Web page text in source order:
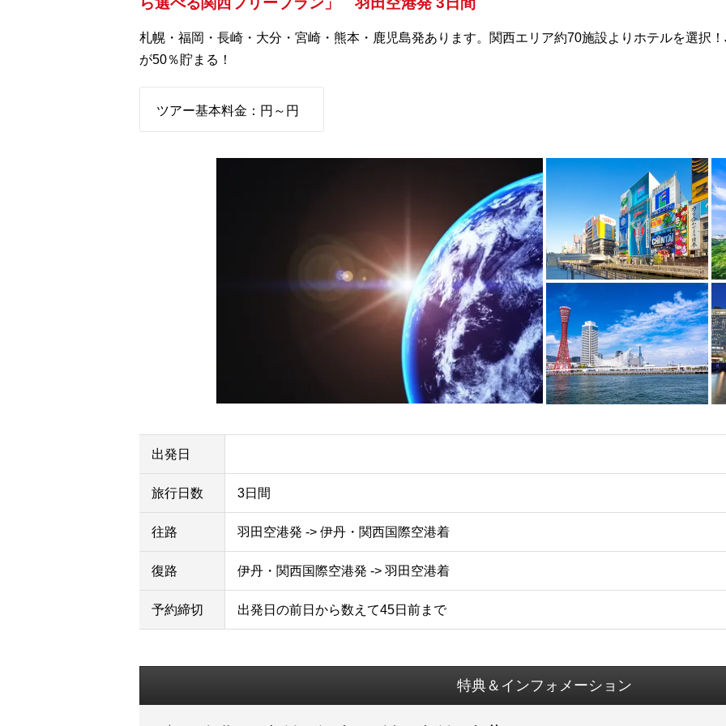
札幌・福岡・長崎・大分・宮崎・熊本・鹿児島発あります。関西エリア約70施設よりホテルを選
が50％貯まる！
ツアー基本料金： 円～ 円
出発日
旅行日数 3日間
往路 羽田空港発 -> 伊丹・関西国際空港着
復路 伊丹・関西国際空港発 -> 羽田空港着
予約締切 出発日の前日から数えて45日前まで
特典＆インフォメーション